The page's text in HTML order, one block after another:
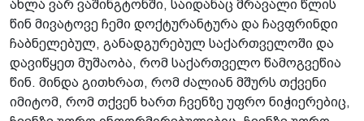
ახლა ვარ ვაშინგტონში, საიდანაც მრავალი წლის
წინ მივატოვე ჩემი დოქტურანტურა და ჩავფრინდი
ჩაბნელებულ, განადგურებულ საქართველოში და
დავიწყეთ მუშაობა, რომ საქართველო წამოგვეწია
წინ. მინდა გითხრათ, რომ ძალიან მშურს თქვენი
იმიტომ, რომ თქვენ ხართ ჩვენზე უფრო ნიჭიერებიც,